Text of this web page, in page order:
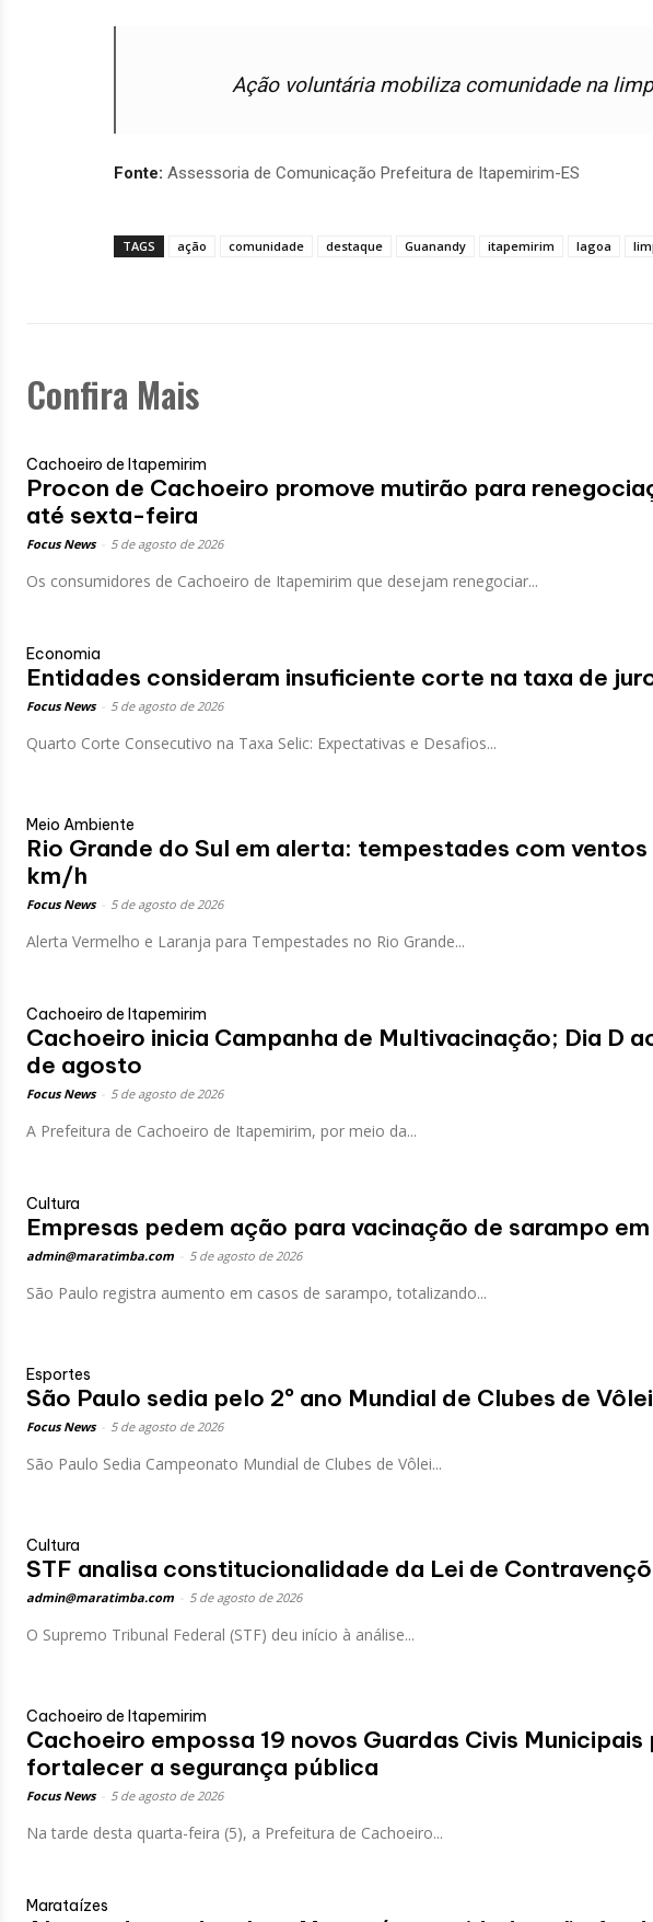
Ação voluntária mobiliza comunidade na
Fonte: Assessoria de Comunicação Prefeitura de Itapemirim-ES
TAGS ação comunidade destaque Guanandy itapemirim lagoa
Confira Mais
Cachoeiro de Itapemirim
Procon de Cachoeiro promove mutirão para
até sexta-feira
Focus News 5 de agosto de 2026
Os consumidores de Cachoeiro de Itapemirim que desejam renegociar...
Economia
Entidades consideram insuficiente corte na taxa de
Focus News 5 de agosto de 2026
Quarto Corte Consecutivo na Taxa Selic: Expectativas e Desafios...
Meio Ambiente
Rio Grande do Sul em alerta: tempestades com
km/h
Focus News 5 de agosto de 2026
Alerta Vermelho e Laranja para Tempestades no Rio Grande...
Cachoeiro de Itapemirim
Cachoeiro inicia Campanha de Multivacinação; Dia D
de agosto
Focus News 5 de agosto de 2026
A Prefeitura de Cachoeiro de Itapemirim, por meio da...
Cultura
Empresas pedem ação para vacinação de sarampo
admin@maratimba.com 5 de agosto de 2026
São Paulo registra aumento em casos de sarampo, totalizando...
Esportes
São Paulo sedia pelo 2º ano Mundial de Clubes de
Focus News 5 de agosto de 2026
São Paulo Sedia Campeonato Mundial de Clubes de Vôlei...
Cultura
STF analisa constitucionalidade da Lei de
admin@maratimba.com 5 de agosto de 2026
O Supremo Tribunal Federal (STF) deu início à análise...
Cachoeiro de Itapemirim
Cachoeiro empossa 19 novos Guardas Civis Municipais
fortalecer a segurança pública
Focus News 5 de agosto de 2026
Na tarde desta quarta-feira (5), a Prefeitura de Cachoeiro...
Marataízes